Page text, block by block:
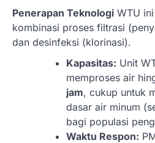
Penerapan Teknologi WTU
kombinasi proses filtrasi
dan desinfeksi (klorinasi).
Kapasitas: Unit
memproses air
jam, cukup untuk
dasar air minum
bagi populasi
Waktu Respon: